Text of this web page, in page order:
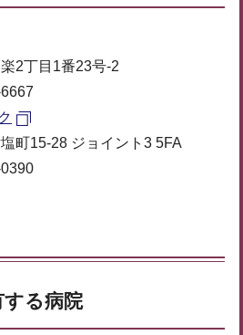
2丁目1番23号-2
町15-28 ジョイント3 5FA
する病院